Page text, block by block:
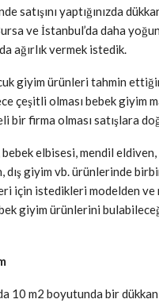
satışını yaptığınızda
ve İstanbul’da daha
ağırlık vermek istedik.
giyim ürünleri tahmin
çeşitli olması bebek giyim
bir firma olması satışlara
elbisesi, mendil
dış giyim vb. ürünlerinde
için istedikleri modelden ve
giyim ürünlerini
10 m2 boyutunda bir